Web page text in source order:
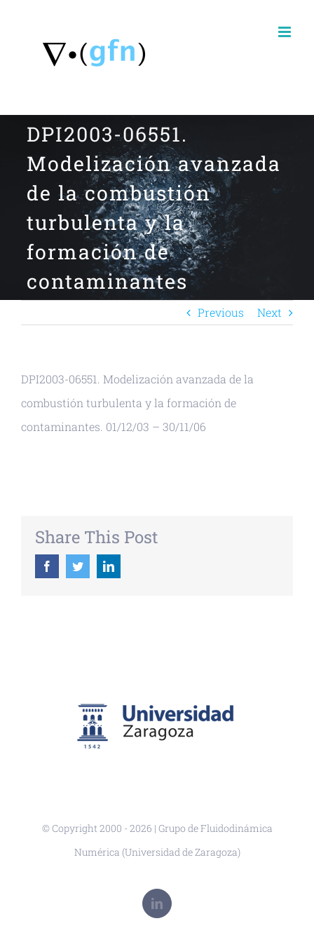
DPI2003-06551.
Modelización avanzada
de la combustión
turbulenta y la
formación de
contaminantes
Previous Next
DPI2003-06551. Modelización avanzada de la
combustión turbulenta y la formación de
contaminantes. 01/12/03 – 30/11/06
Share This Post
FacebookTwitterLinkedIn
© Copyright 2000 -2026 | Grupo de Fluidodinámica
Numérica (Universidad de Zaragoza)
LinkedIn